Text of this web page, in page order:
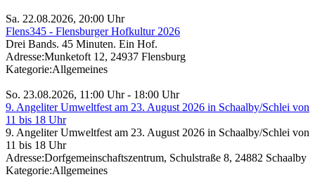
Sa. 22.08.2026, 20:00 Uhr
Flens345 - Flensburger Hofkultur 2026
Drei Bands. 45 Minuten. Ein Hof.
Adresse:Munketoft 12, 24937 Flensburg
Kategorie:Allgemeines
So. 23.08.2026, 11:00 Uhr - 18:00 Uhr
9. Angeliter Umweltfest am 23. August 2026 in Schaalby/Schlei von
11 bis 18 Uhr
9. Angeliter Umweltfest am 23. August 2026 in Schaalby/Schlei von
11 bis 18 Uhr
Adresse:Dorfgemeinschaftszentrum, Schulstraße 8, 24882 Schaalby
Kategorie:Allgemeines